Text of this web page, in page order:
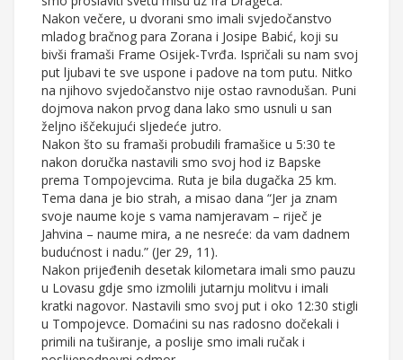
Nakon večere, u dvorani smo imali svjedočanstvo
mladog bračnog para Zorana i Josipe Babić, koji su
bivši framaši Frame Osijek-Tvrđa. Ispričali su nam svoj
put ljubavi te sve uspone i padove na tom putu. Nitko
na njihovo svjedočanstvo nije ostao ravnodušan. Puni
dojmova nakon prvog dana lako smo usnuli u san
željno iščekujući sljedeće jutro.
Nakon što su framaši probudili framašice u 5:30 te
nakon doručka nastavili smo svoj hod iz Bapske
prema Tompojevcima. Ruta je bila dugačka 25 km.
Tema dana je bio strah, a misao dana “Jer ja znam
svoje naume koje s vama namjeravam – riječ je
Jahvina – naume mira, a ne nesreće: da vam dadnem
budućnost i nadu.” (Jer 29, 11).
Nakon prijeđenih desetak kilometara imali smo pauzu
u Lovasu gdje smo izmolili jutarnju molitvu i imali
kratki nagovor. Nastavili smo svoj put i oko 12:30 stigli
u Tompojevce. Domaćini su nas radosno dočekali i
primili na tuširanje, a poslije smo imali ručak i